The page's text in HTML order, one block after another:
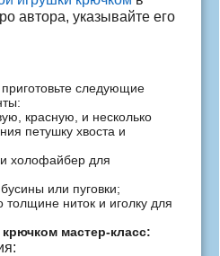
автора, указывайте его
следующие
красную, и несколько
петушку хвоста и
холофайбер для
или пуговки;
толщине ниток и иголку для
мастер-класс: